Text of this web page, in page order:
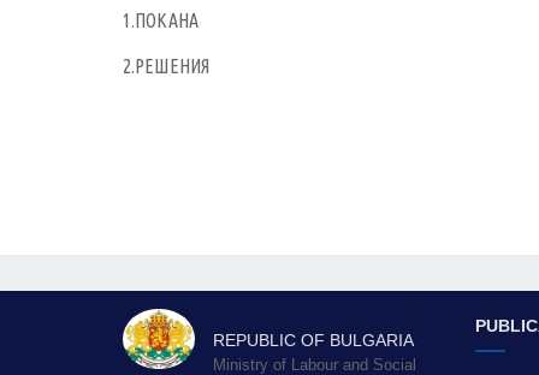
1.ПОКАНА
2.РЕШЕНИЯ
REPUBLIC OF BULGARIA
Ministry of Labour and Social